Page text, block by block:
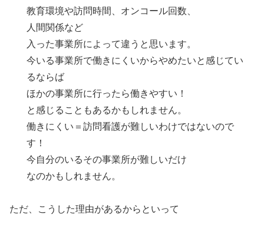
教育環境や訪問時間、オンコール回数、
人間関係など
入った事業所によって違うと思います。
今いる事業所で働きにくいからやめたいと感じてい
るならば
ほかの事業所に行ったら働きやすい！
と感じることもあるかもしれません。
働きにくい＝訪問看護が難しいわけではないので
す！
今自分のいるその事業所が難しいだけ
なのかもしれません。
ただ、こうした理由があるからといって